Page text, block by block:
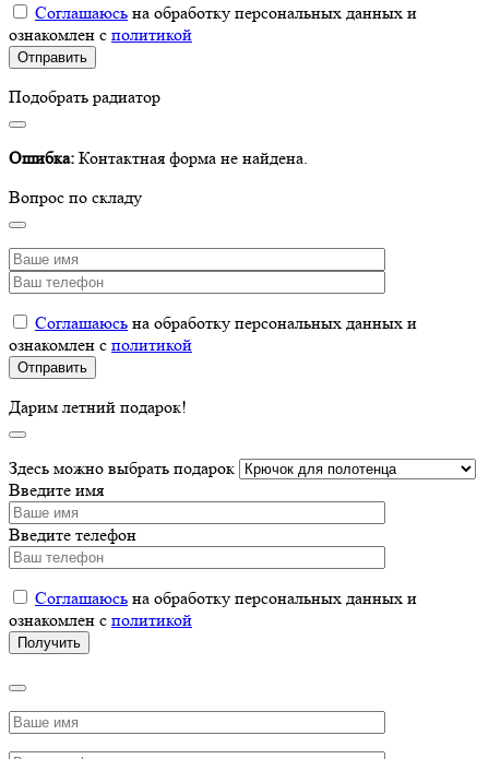
Соглашаюсь на обработку персональных данных и
ознакомлен с политикой
Подобрать радиатор
Ошибка: Контактная форма не найдена.
Вопрос по складу
Соглашаюсь на обработку персональных данных и
ознакомлен с политикой
Дарим летний подарок!
Здесь можно выбрать подарок
Введите имя
Введите телефон
Соглашаюсь на обработку персональных данных и
ознакомлен с политикой